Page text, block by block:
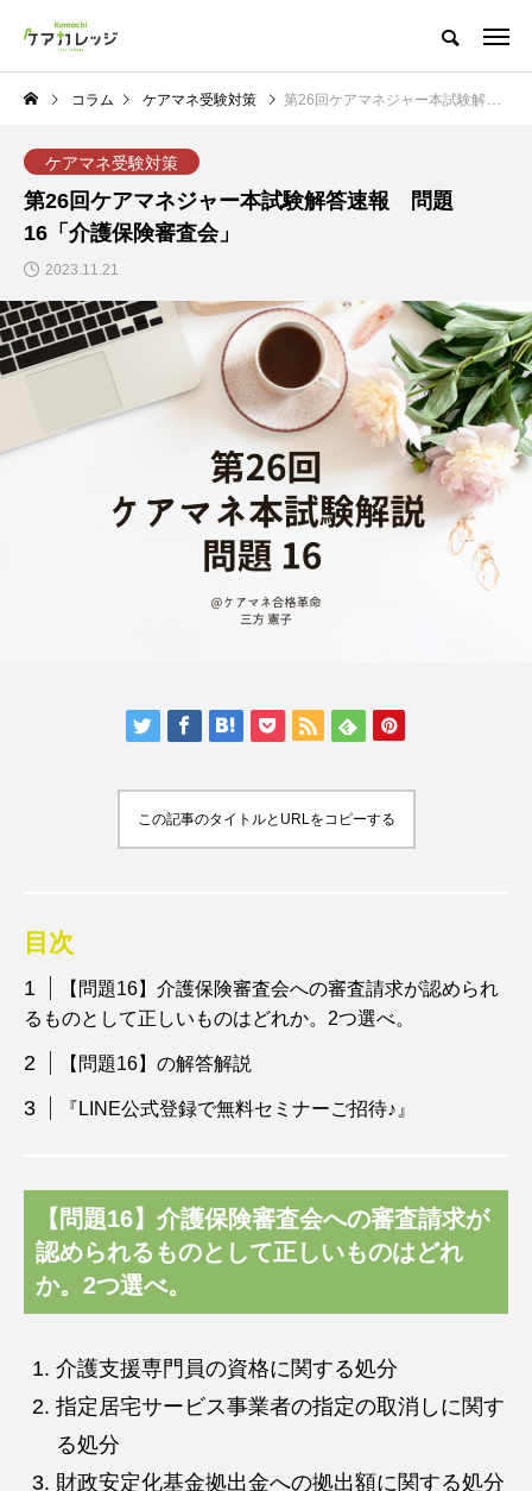
コラム ケアマネ受験対策 第26回ケアマネジャー本試験解答速報 問題16「介護保険審査会」
ケアマネ受験対策
第26回ケアマネジャー本試験解答速報 問題
16「介護保険審査会」
2023.11.21
この記事のタイトルとURLをコピーする
目次
【問題16】介護保険審査会への審査請求が認められ
るものとして正しいものはどれか。2つ選べ。
【問題16】の解答解説
『LINE公式登録で無料セミナーご招待♪』
【問題16】 介護保険審査会への審査請求が
認められるものとして正しいものはどれ
か。2つ選べ。
介護支援専門員の資格に関する処分
指定居宅サービス事業者の指定の取消しに関す
る処分
財政安定化基金拠出金への拠出額に関する処分